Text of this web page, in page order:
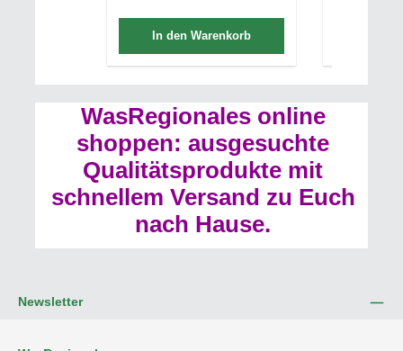
In den Warenkorb
WasRegionales online
shoppen: ausgesuchte
Qualitätsprodukte mit
schnellem Versand zu Euch
nach Hause.
Newsletter